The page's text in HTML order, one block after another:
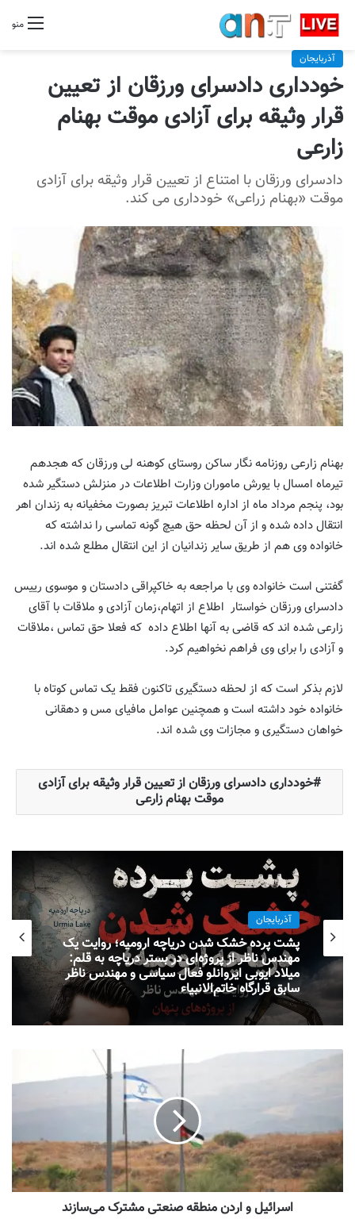
منو
آذربایجان
خودداری دادسرای ورزقان از تعیین
قرار وثیقه برای آزادی موقت بهنام
زارعی
دادسرای ورزقان با امتناع از تعیین قرار وثیقه برای آزادی
موقت «بهنام زراعی» خودداری می کند.
بهنام زارعی روزنامه نگار ساکن روستای کوهنه لی ورزقان که هجدهم
تیرماه امسال با یورش ماموران وزارت اطلاعات در منزلش دستگیر شده
بود، پنجم مرداد ماه از اداره اطلاعات تبریز بصورت مخفیانه به زندان اهر
انتقال داده شده و از آن لحظه حق هیچ گونه تماسی را نداشته که
خانواده وی هم از طریق سایر زندانیان از این انتقال مطلع شده اند.
گفتنی است خانواده وی با مراجعه به خاکپراقی دادستان و موسوی رییس
دادسرای ورزقان خواستار اطلاع از اتهام،زمان آزادی و ملاقات با آقای
زارعی شده اند که قاضی به آنها اطلاع داده که فعلا حق تماس ،ملاقات
و آزادی را برای وی فراهم نخواهیم کرد.
لازم بذکر است که از لحظه دستگیری تاکنون فقط یک تماس کوتاه با
خانواده خود داشته است و همچنین عوامل مافیای مس و دهقانی
خواهان دستگیری و مجازات وی شده اند.
خودداری دادسرای ورزقان از تعیین قرار وثیقه برای آزادی
موقت بهنام زارعی
آذربایجان
پشت پرده خشک شدن دریاچه ارومیه؛ روایت یک
مهندس ناظر از پروژه‌ای در بستر دریاچه به قلم:
میلاد ایوبی ایروانلو فعال سیاسی و مهندس ناظر
سابق قرارگاه خاتم‌الانبیاء
اسرائیل و اردن منطقه صنعتی مشترک می‌سازند